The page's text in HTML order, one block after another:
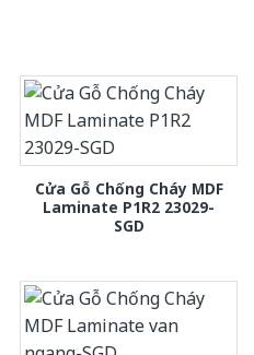
Cửa Gỗ Chống Cháy MDF
Laminate P1R2 23029-
SGD